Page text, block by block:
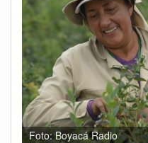
Foto: Boyacá Radio